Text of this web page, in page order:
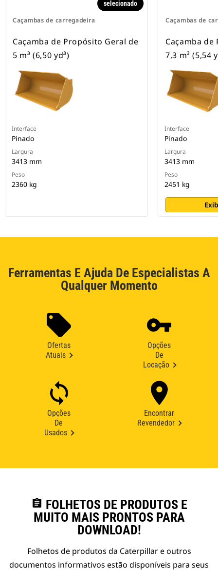
Caçambas de carregadeira
selecionado
Caçamba de Propósito Geral de
5 m³ (6,50 yd³)
Interface
Pinado
Largura
3413 mm
Peso
2360 kg
Caçambas de
Caçamba
7,3 m³ (5,54
Interface
Pinado
Largura
3413 mm
Peso
2451 kg
Ferramentas E Ajuda De Especialistas A
Qualquer Momento
Ofertas
Atuais
Opções
De
Locação
Opções
De
Usados
Encontrar
Revendedor
assignment FOLHETOS DE PRODUTOS E
MUITO MAIS PRONTOS PARA
DOWNLOAD!
Folhetos de produtos da Caterpillar e outros
documentos informativos estão disponíveis para seus